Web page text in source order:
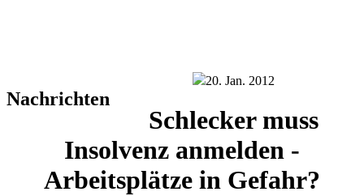
Nachrichten
20. Jan. 2012
Schlecker muss
Insolvenz anmelden -
Arbeitsplätze in Gefahr?